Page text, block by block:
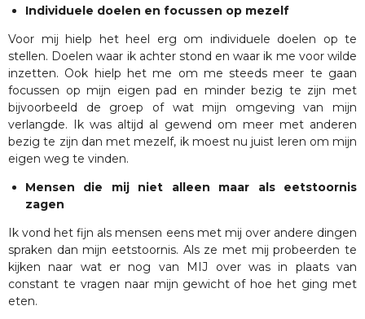
Individuele doelen en focussen op mezelf
Voor mij hielp het heel erg om individuele doelen op te
stellen. Doelen waar ik achter stond en waar ik me voor wilde
inzetten. Ook hielp het me om me steeds meer te gaan
focussen op mijn eigen pad en minder bezig te zijn met
bijvoorbeeld de groep of wat mijn omgeving van mijn
verlangde. Ik was altijd al gewend om meer met anderen
bezig te zijn dan met mezelf, ik moest nu juist leren om mijn
eigen weg te vinden.
Mensen die mij niet alleen maar als eetstoornis
zagen
Ik vond het fijn als mensen eens met mij over andere dingen
spraken dan mijn eetstoornis. Als ze met mij probeerden te
kijken naar wat er nog van MIJ over was in plaats van
constant te vragen naar mijn gewicht of hoe het ging met
eten.